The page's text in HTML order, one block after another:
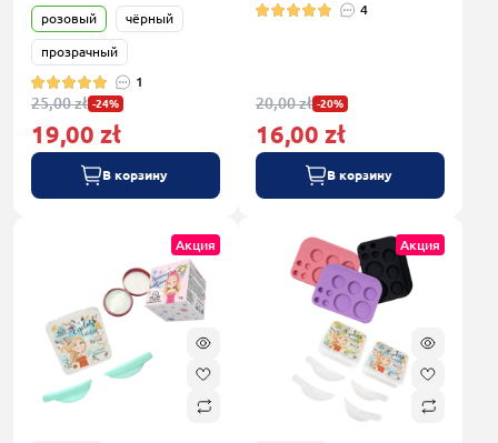
розовый чёрный
прозрачный
1
25,00 zł -24%
19,00 zł
В корзину
4
20,00 zł -20%
16,00 zł
В корзину
Акция Акция